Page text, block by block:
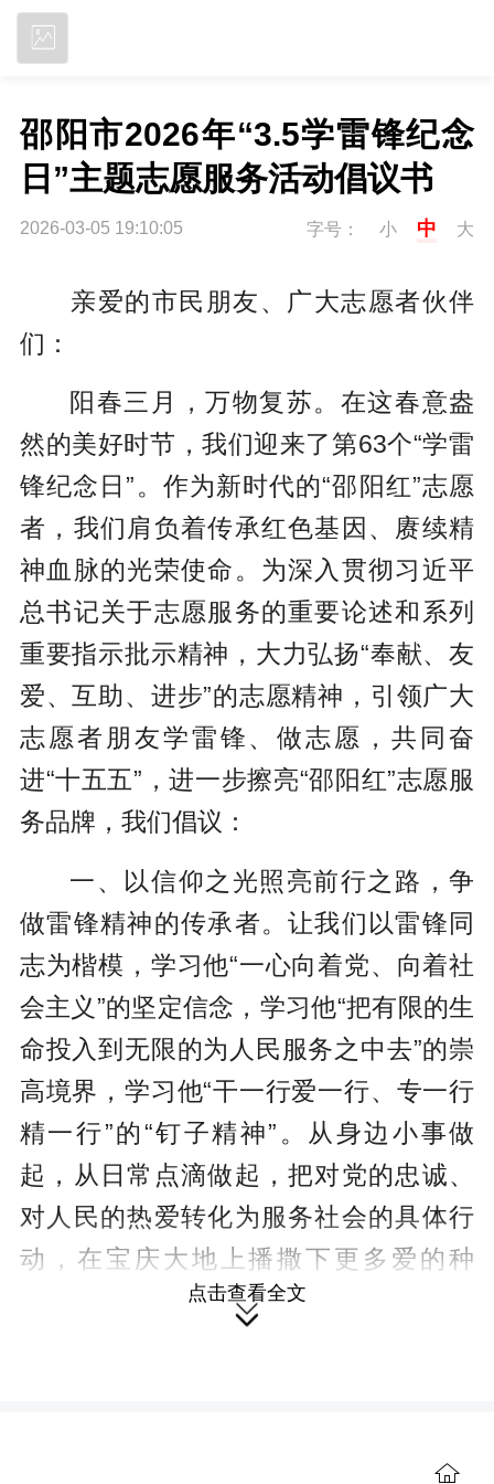
邵阳市2026年“3.5学雷锋纪念
日”主题志愿服务活动倡议书
2026-03-05 19:10:05 字号： 小 中 大
亲爱的市民朋友、广大志愿者伙伴
们：
阳春三月，万物复苏。在这春意盎
然的美好时节，我们迎来了第63个“学雷
锋纪念日”。作为新时代的“邵阳红”志愿
者，我们肩负着传承红色基因、赓续精
神血脉的光荣使命。为深入贯彻习近平
总书记关于志愿服务的重要论述和系列
重要指示批示精神，大力弘扬“奉献、友
爱、互助、进步”的志愿精神，引领广大
志愿者朋友学雷锋、做志愿，共同奋
进“十五五”，进一步擦亮“邵阳红”志愿服
务品牌，我们倡议：
一、以信仰之光照亮前行之路，争
做雷锋精神的传承者。让我们以雷锋同
志为楷模，学习他“一心向着党、向着社
会主义”的坚定信念，学习他“把有限的生
命投入到无限的为人民服务之中去”的崇
高境界，学习他“干一行爱一行、专一行
精一行”的“钉子精神”。从身边小事做
起，从日常点滴做起，把对党的忠诚、
对人民的热爱转化为服务社会的具体行
动，在宝庆大地上播撒下更多爱的种
子，用实际行动诠释“雷锋精神永不过
点击查看全文
